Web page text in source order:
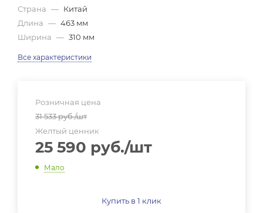
Страна — Китай
Длина — 463 мм
Ширина — 310 мм
Все характеристики
Розничная цена
31 533руб./шт
Желтый ценник
25 590 руб./шт
Мало
Купить в 1 клик